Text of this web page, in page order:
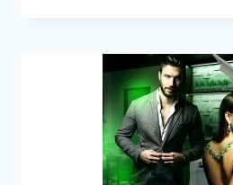
ВСЕПОБЕЖДАЮЩАЯ
СИЛА.
КНИГА
14.
—
ОЛЬГА
ШО